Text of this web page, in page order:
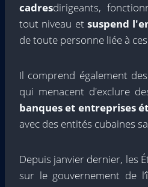
cadresdirigeants,
tout niveau et suspend
de toute personne liée à
Il comprend également
qui menacent d'exclure
banques et entreprises
avec des entités cubaines
Depuis janvier dernier, les
sur le gouvernement de